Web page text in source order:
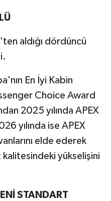
aldığı dördüncü
En İyi Kabin
Choice Award
2025 yılında APEX
yılında ise APEX
elde ederek
yükselişini
STANDART